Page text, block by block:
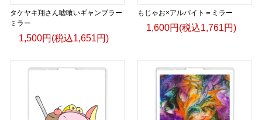
タケヤキ翔さん嘘喰いギャンブラー
ミラー
1,500円(税込1,651円)
もじゃお×アルバイト＝ミラー
1,600円(税込1,761円)